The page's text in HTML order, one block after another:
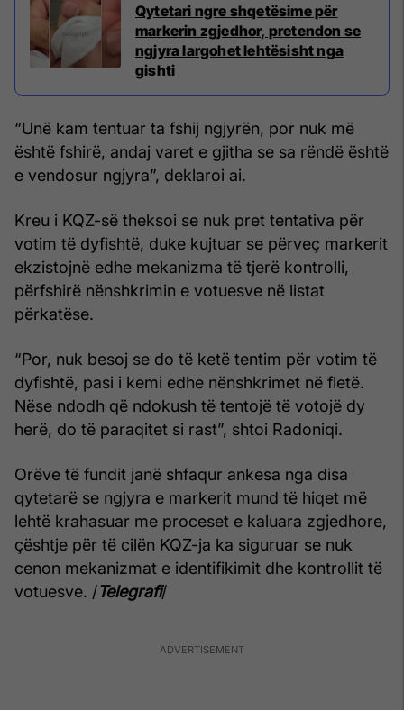
Qytetari ngre shqetësime për
markerin zgjedhor, pretendon se
ngjyra largohet lehtësisht nga
gishti
“Unë kam tentuar ta fshij ngjyrën, por nuk më
është fshirë, andaj varet e gjitha se sa rëndë është
e vendosur ngjyra”, deklaroi ai.
Kreu i KQZ-së theksoi se nuk pret tentativa për
votim të dyfishtë, duke kujtuar se përveç markerit
ekzistojnë edhe mekanizma të tjerë kontrolli,
përfshirë nënshkrimin e votuesve në listat
përkatëse.
“Por, nuk besoj se do të ketë tentim për votim të
dyfishtë, pasi i kemi edhe nënshkrimet në fletë.
Nëse ndodh që ndokush të tentojë të votojë dy
herë, do të paraqitet si rast”, shtoi Radoniqi.
Orëve të fundit janë shfaqur ankesa nga disa
qytetarë se ngjyra e markerit mund të hiqet më
lehtë krahasuar me proceset e kaluara zgjedhore,
çështje për të cilën KQZ-ja ka siguruar se nuk
cenon mekanizmat e identifikimit dhe kontrollit të
votuesve. /Telegrafi/